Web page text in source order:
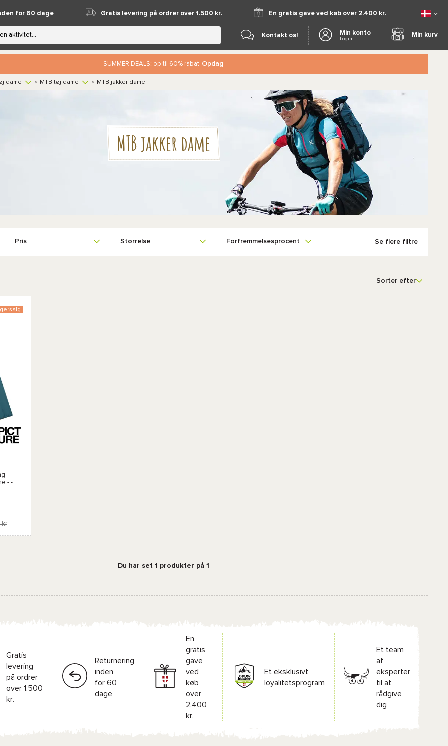
for 60 dage Gratis levering på ordrer over 1.500 kr. En gratis gave ved køb over 2.400 kr.
Kontakt os! Min konto
Login
Min kurv
SUMMER DEALS: op til 60% rabat Opdag
dame > MTB tøj dame > MTB jakker dame
MTB jakker dame
Pris Størrelse Forfremmelsesprocent Se flere filtre
Sorter efter
- -
kr
Du har set 1 produkter på 1
Gratis
levering
på ordrer
over 1.500
kr.
Returnering
inden
for 60
dage
En
gratis
gave
ved
køb
over
2.400
kr.
Et eksklusivt
loyalitetsprogram
Et team
af
eksperter
til at
rådgive
dig